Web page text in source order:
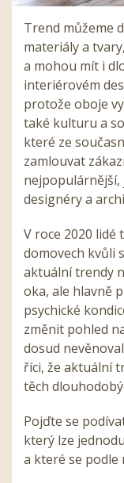
Trend můžeme
materiály a
a mohou mít i
interiérovém
protože oboje
také kulturu a
které ze
zamlouvat
designéry a
V roce 2020 lidé
domovech kvůli
aktuální trendy
oka, ale hlavně
psychické
změnit pohled
dosud
říci, že aktuální
těch
Pojďte se
který lze
a které se podle